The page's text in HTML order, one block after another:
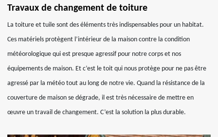
Travaux de changement de toiture
La toiture et tuile sont des éléments très indispensables pour un habitat.
Ces matériels protègent l’intérieur de la maison contre la condition
météorologique qui est presque agressif pour notre corps et nos
équipements de maison. Et c’est le toit qui nous protège pour ne pas être
agressé par la météo tout au long de notre vie. Quand la résistance de la
couverture de maison se dégrade, il est très nécessaire de mettre en
œuvre un travail de changement. C’est la solution la plus durable.